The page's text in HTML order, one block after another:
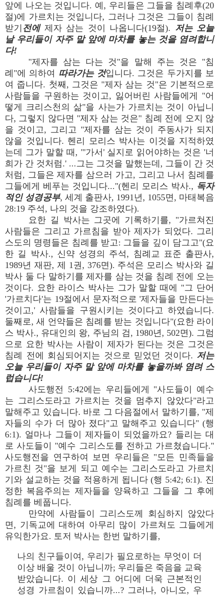
앞에 나오는 것입니다. 예, 우리들은 그들을 침례후(20
절)에 가르치는 것입니다, 그러나 그것은 그들이 침례
받기 전에제자 삼는 것이 나옵니다(19절). 저는 오늘
날 우리들이 자주 말 앞에 마차를 놓는 것을 염려합니
다!
"제자를 삼는 다는 것"을 말해 주는 것은 "침
례"에 의하여 따라가는 것입니다. 그것은 두가지를 보
여 줍니다. 첫째, 그것은 "제자 삼는 것"은 기본적으로
사람들을 구원하는 것이고, 잃어버린 사람들에게 "어
떻게 크리스천의 삶"을 사는가 가르치는 것이 아닙니
다, 그렇지 않다면 "제자 삼는 것은" 침례 전에 오지 않
을 것이고, 그리고 "제자를 삼는 것이 주동사가 되지
않을 것입니다. 헨리 모리스 박사는 이것을 지적하였
는데 그가 말할 때, "'가서' 실지로 읽어야하는 것은 '너
희가 간 것처럼.' ...그는 그것을 말했는데, 그들이 간 것
처럼, 그들은 제자를 삼으러 가고, 그리고 나서 침례를
그들에게 베푸는 것입니다..."(헨리 모리스 박사., 독자
적인 성경공부, 세계 출판사, 1991년, 1055면, 마태복음
28:19 주석, 나의 것을 강조하였다).
요한 길 박사는 그곳에 기록하기를, "가르쳐진
사람들은 그리고 가르침을 받아 제자가 되었다. 그리
스도의 명령들은 침례를 받고: 그들을 깊이 담그고"(요
한 길 박사., 신약 성경의 주석, 침례교 표준 출판사,
1989년 재판, 제 1권, 376면). 주석은 모리스 박사와 길
박사 둘 다 말하기를 제자를 삼는 것을 침례 전에 오는
것이다. 요한 라이스 박사는 그가 말할 때에 "그 단어
'가르치다'는 19절에서 문자적으로 '제자들을 만든다는
것이고,' 사람들을 구원시키는 것이다고 하였습니다.
둘째로, 새 언약들은 침례를 받는 것입니다"(요한 라이
스 박사., 유대인의 왕, 주님의 검, 1980년, 502면). 그럼
으로 요한 박사는 사람이 제자가 된다는 것은 그것은
침례 전에 회심되어지는 것으로 믿었던 것이다. 저는
오늘 우리들이 자주 말 앞에 마차를 놓을까봐 염려 스
럽습니다!
사도행전 5:42에는 우리들에게 "사도들이 예수
는 그리스도라고 가르치는 것을 멈추지 않았다"라고
말해주고 있습니다. 바로 그 다음절에서 말하기를, "제
자들의 수가 더 많아 졌다"고 말해주고 있습니다" (행
6:1). 얼마나 그들이 제자들이 되었을까요? 들리는 대
로 사도들이 "예수 그리스도를 전하고 가르쳤습니다."
사도행전을 연구하여 보면 우리들은 "모든 민족들을
가르친 것"을 보게 되고 예수는 그리스도라고 가르치
기와 설교하는 것을 적용하게 됩니다 (행 5:42; 6:1). 진
정한 복음주의는 제자들을 양육하고 그들을 그 후에
침례를 베풉니다.
만약에 사람들이 그리스도께 회심하지 않았다
면, 기독교에 대하여 아무리 많이 가르쳐도 그들에게
유익한가요. 토저 박사는 한번 말하기를,
나의 친구들이여, 우리가 필요로하는 무엇이 더
이상 배울 것이 아닙니까; 우리들은 죽음을 교육
받았습니다. 이 세상 그 어디에 더욱 근본적인
성경 가르침이 있습니까...? 그러나, 아니오, 우